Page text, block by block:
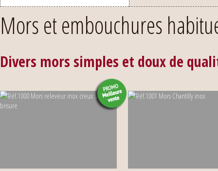
Mors et embouchures
Divers mors simples et doux de